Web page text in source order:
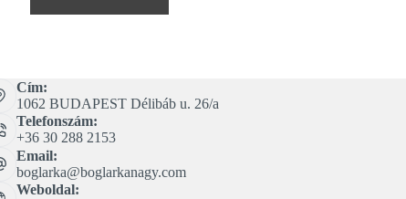
Cím:
1062 BUDAPEST Délibáb u. 26/a
Telefonszám:
+36 30 288 2153
Email:
boglarka@boglarkanagy.com
Weboldal: